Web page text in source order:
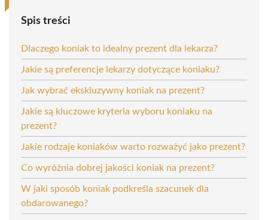
Spis treści
Dlaczego koniak to idealny prezent dla lekarza?
Jakie są preferencje lekarzy dotyczące koniaku?
Jak wybrać ekskluzywny koniak na prezent?
Jakie są kluczowe kryteria wyboru koniaku na
prezent?
Jakie rodzaje koniaków warto rozważyć jako prezent?
Co wyróżnia dobrej jakości koniak na prezent?
W jaki sposób koniak podkreśla szacunek dla
obdarowanego?